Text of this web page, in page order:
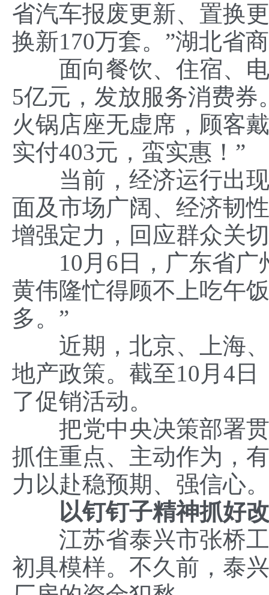
省汽车报废更新、置换
换新170万套。”湖北省
面向餐饮、住宿、电
5亿元，发放服务消费
火锅店座无虚席，顾客
实付403元，蛮实惠！”
当前，经济运行出现
面及市场广阔、经济韧
增强定力，回应群众关
10月6日，广东省广
黄伟隆忙得顾不上吃午
多。”
近期，北京、上海、
地产政策。截至10月4
了促销活动。
把党中央决策部署贯
抓住重点、主动作为，
力以赴稳预期、强信心。
以钉钉子精神抓好改
江苏省泰兴市张桥工
初具模样。不久前，泰